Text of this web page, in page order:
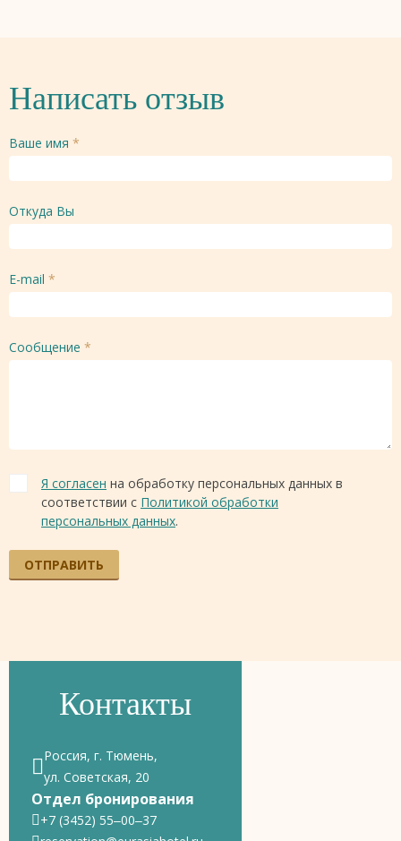
Написать отзыв
Ваше имя *
Откуда Вы
E-mail *
Сообщение *
Я согласен на обработку персональных данных в
соответствии с Политикой обработки
персональных данных.
ОТПРАВИТЬ
Контакты
Россия, г. Тюмень,
ул. Советская, 20
Отдел бронирования
+7 (3452) 55‒00‒37